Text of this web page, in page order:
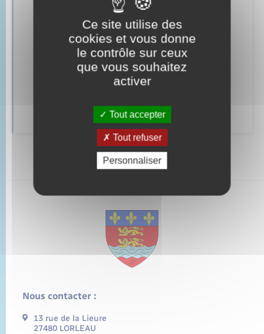
Parrainage civil
Mariage – PACS
Documents d’identité
Nous contacter :
13 rue de la Lieure
27480 LORLEAU
Ce site utilise des
cookies et vous donne
le contrôle sur ceux
que vous souhaitez
activer
Tout accepter
Tout refuser
Personnaliser